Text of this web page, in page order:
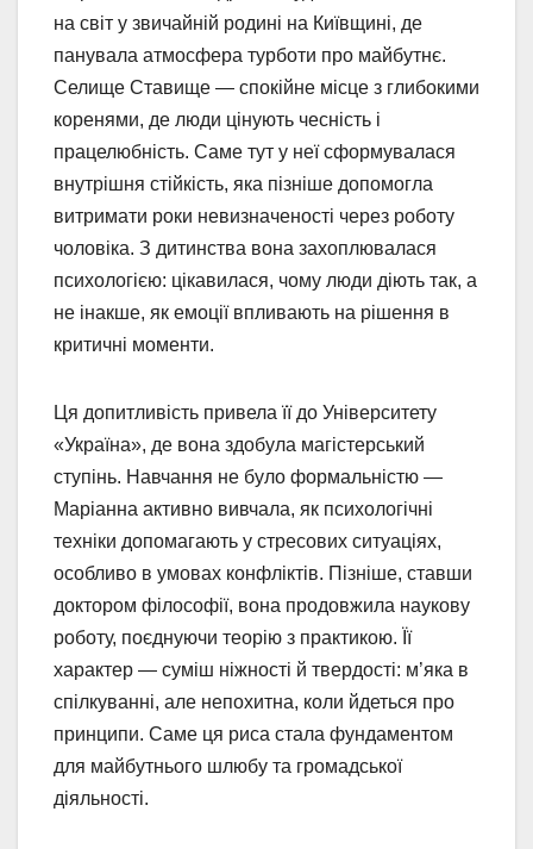
на світ у звичайній родині на Київщині, де
панувала атмосфера турботи про майбутнє.
Селище Ставище — спокійне місце з глибокими
коренями, де люди цінують чесність і
працелюбність. Саме тут у неї сформувалася
внутрішня стійкість, яка пізніше допомогла
витримати роки невизначеності через роботу
чоловіка. З дитинства вона захоплювалася
психологією: цікавилася, чому люди діють так, а
не інакше, як емоції впливають на рішення в
критичні моменти.
Ця допитливість привела її до Університету
«Україна», де вона здобула магістерський
ступінь. Навчання не було формальністю —
Маріанна активно вивчала, як психологічні
техніки допомагають у стресових ситуаціях,
особливо в умовах конфліктів. Пізніше, ставши
доктором філософії, вона продовжила наукову
роботу, поєднуючи теорію з практикою. Її
характер — суміш ніжності й твердості: м’яка в
спілкуванні, але непохитна, коли йдеться про
принципи. Саме ця риса стала фундаментом
для майбутнього шлюбу та громадської
діяльності.